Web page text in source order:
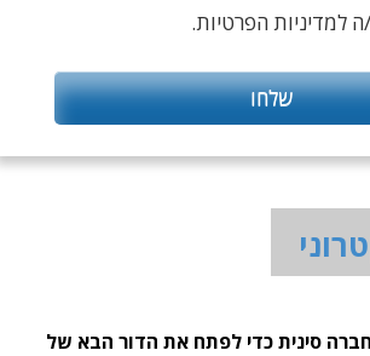
למדיניות הפרטיות.
סינית כדי לפתח את הדור הבא של